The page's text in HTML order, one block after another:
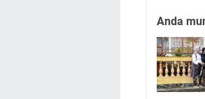
Anda